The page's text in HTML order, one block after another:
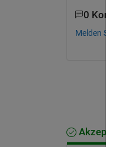
0
Melden Sie sich
Akzeptierte